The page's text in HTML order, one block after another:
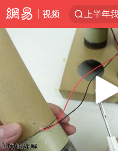
视频
白海豚
王传君
上海暴
Play
00:00